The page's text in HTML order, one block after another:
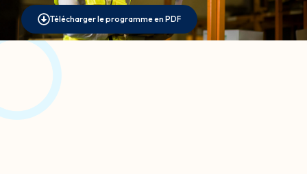
Télécharger le programme en PDF